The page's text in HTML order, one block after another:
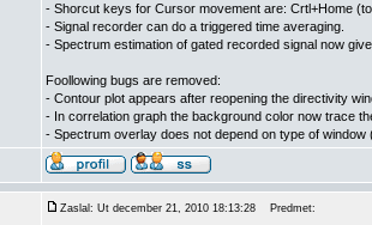
- Shorcut keys for Cursor movement are: Crtl+Home
- Signal recorder can do a triggered time averaging.
- Spectrum estimation of gated recorded signal now
Foollowing bugs are removed:
- Contour plot appears after reopening the directivity
- In correlation graph the background color now trace
- Spectrum overlay does not depend on type of
Zaslal: Ut december 21, 2010 18:13:28 Predmet: